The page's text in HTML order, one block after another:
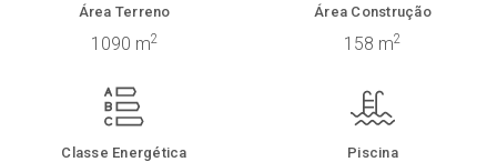
Área Terreno
1090 m2
Área Construção
158 m2
Classe Energética Piscina